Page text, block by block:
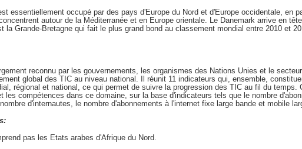
essentiellement occupé par des pays d'Europe du Nord et d'Europe occidentale, en
autour de la Méditerranée et en Europe orientale. Le Danemark arrive en
la Grande-Bretagne qui fait le plus grand bond au classement mondial entre 2010 et
reconnu par les gouvernements, les organismes des Nations Unies et le
global des TIC au niveau national. Il réunit 11 indicateurs qui, ensemble,
régional et national, ce qui permet de suivre la progression des TIC au fil du temps.
les compétences dans ce domaine, sur la base d'indicateurs tels que le nombre
d'internautes, le nombre d'abonnements à l'internet fixe large bande et mobile
pas les Etats arabes d'Afrique du Nord.